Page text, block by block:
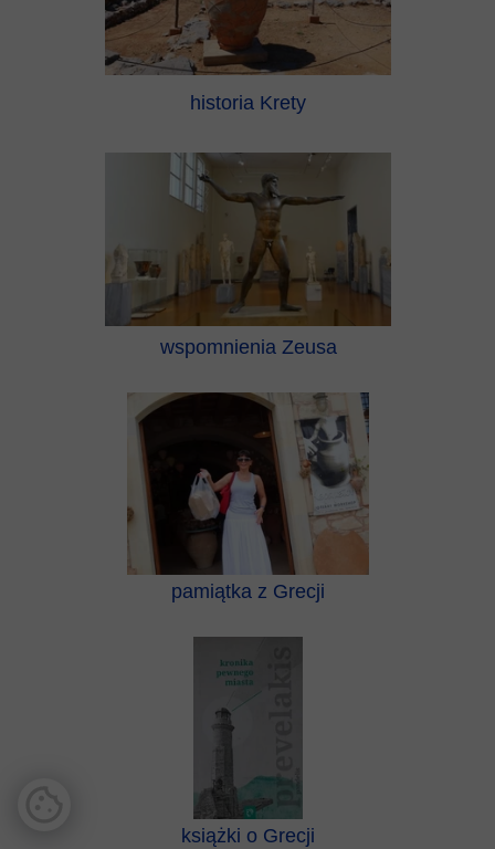
historia Krety
wspomnienia Zeusa
pamiątka z Grecji
książki o Grecji